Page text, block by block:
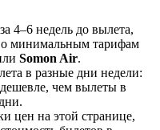
4–6 недель до вылета,
минимальным тарифам
Somon Air.
в разные дни недели:
чем вылеты в
цен на этой странице,